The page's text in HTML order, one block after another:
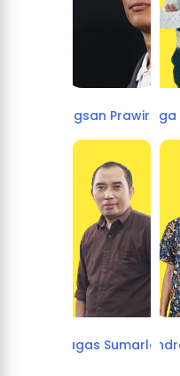
Agsan PrawiraAngga
Bagas Sumarlan